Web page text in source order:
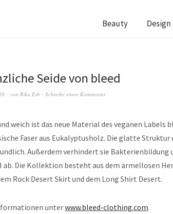
Beauty Design
Seide von bleed
von Rika Erb Schreibe einen Kommentar
weich ist das neue Material des veganen Labels
Faser aus Eukalyptusholz. Die glatte Struktur
Außerdem verhindert sie
Die Kollektion besteht aus dem ärmellosen
Rock Desert Skirt und dem Long Shirt Desert.
unterwww.bleed-clothing.com.